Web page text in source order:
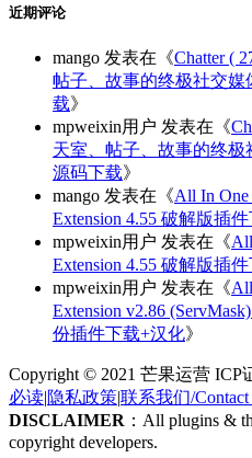
近期评论
mango 发表在《Chatter (
帖子、故事的终极社交媒
载》
mpweixin用户 发表在《
天室、帖子、故事的终极
源码下载》
mango 发表在《All In One
Extension 4.55 破解版插
mpweixin用户 发表在《
Extension 4.55 破解版插
mpweixin用户 发表在《
Extension v2.86
份插件下载+汉化》
Copyright © 2021 芒果运营 ICP
必读|隐私政策|联系我们/Contact
DISCLAIMER ：All plugins &
copyright developers.